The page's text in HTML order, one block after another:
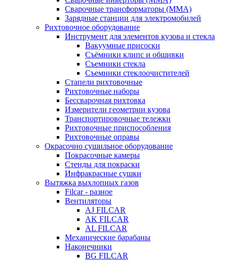
Сварочные трансформаторы (MMA)
Зарядные станции для электромобилей
Рихтовочное оборудование
Инструмент для элементов кузова и стекла
Вакуумные присоски
Съёмники клипс и обшивки
Съемники стекла
Съемники стеклоочистителей
Стапели рихтовочные
Рихтовочные наборы
Бессварочная рихтовка
Измерители геометрии кузова
Транспортировочные тележки
Рихтовочные приспособления
Рихтовочные оправы
Окрасочно сушильное оборудование
Покрасочные камеры
Стенды для покраски
Инфракрасные сушки
Вытяжка выхлопных газов
Filcar - разное
Вентиляторы
AJ FILCAR
AK FILCAR
AL FILCAR
Механические барабаны
Наконечники
BG FILCAR